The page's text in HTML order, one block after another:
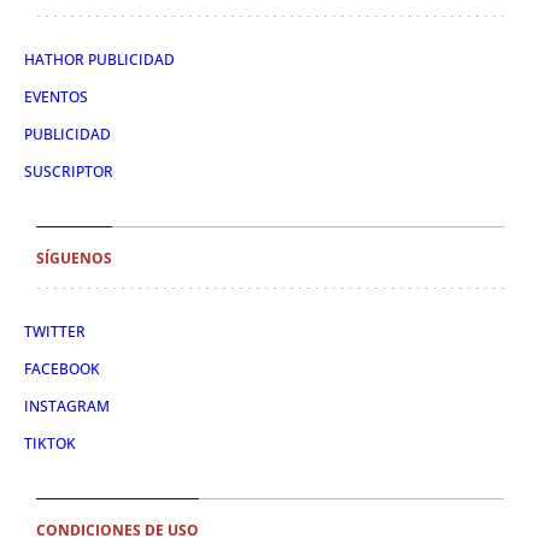
HATHOR PUBLICIDAD
EVENTOS
PUBLICIDAD
SUSCRIPTOR
SÍGUENOS
TWITTER
FACEBOOK
INSTAGRAM
TIKTOK
CONDICIONES DE USO